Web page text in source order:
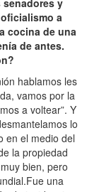
y
a
cocina de una
de antes.
hablamos les
vamos por la
a voltear”. Y
lo
en el medio del
la propiedad
bien, pero
una